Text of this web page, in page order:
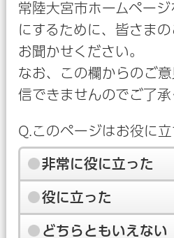
常陸大宮市ホームペー
にするために、皆さま
お聞かせください。
なお、この欄からのご
信できませんのでご了承
Q.このページはお役に
非常に役に立った
役に立った
どちらともいえない